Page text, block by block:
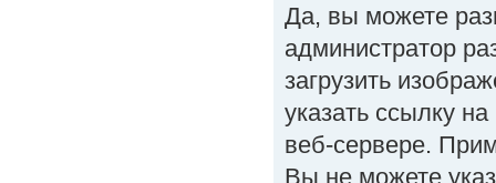
Да, вы можете
администратор
загрузить
указать ссылку
веб-сервере.
Вы не можете